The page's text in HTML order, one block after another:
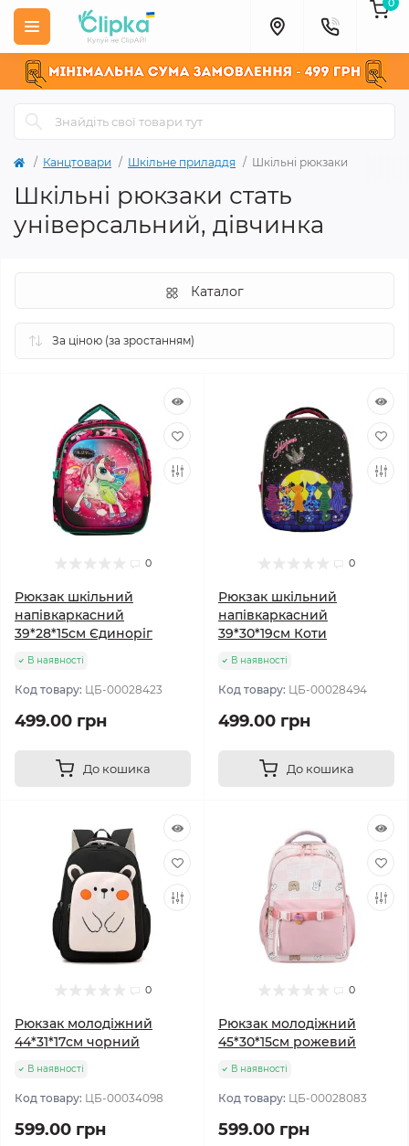
Канцтовари Шкільне приладдя Шкільні рюкзаки
Шкільні рюкзаки стать
універсальний, дівчинка
Каталог
0
Рюкзак шкільний
напівкаркасний
39*28*15см Єдиноріг
В наявності
Код товару: ЦБ-00028423
499.00 грн
До кошика
0
Рюкзак шкільний
напівкаркасний
39*30*19см Коти
В наявності
Код товару: ЦБ-00028494
499.00 грн
До кошика
0
Рюкзак молодіжний
44*31*17см чорний
В наявності
Код товару: ЦБ-00034098
599.00 грн
0
Рюкзак молодіжний
45*30*15см рожевий
В наявності
Код товару: ЦБ-00028083
599.00 грн